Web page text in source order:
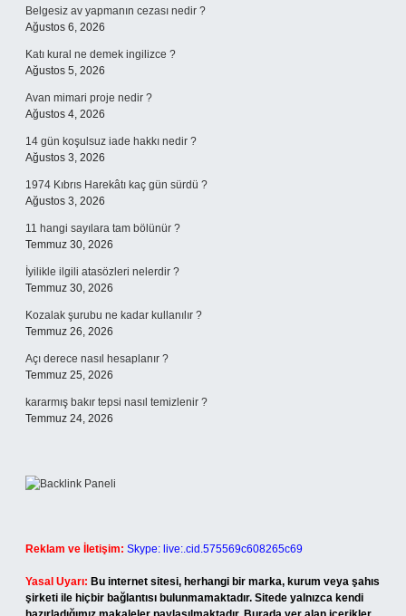
Belgesiz av yapmanın cezası nedir ?
Ağustos 6, 2026
Katı kural ne demek ingilizce ?
Ağustos 5, 2026
Avan mimari proje nedir ?
Ağustos 4, 2026
14 gün koşulsuz iade hakkı nedir ?
Ağustos 3, 2026
1974 Kıbrıs Harekâtı kaç gün sürdü ?
Ağustos 3, 2026
11 hangi sayılara tam bölünür ?
Temmuz 30, 2026
İyilikle ilgili atasözleri nelerdir ?
Temmuz 30, 2026
Kozalak şurubu ne kadar kullanılır ?
Temmuz 26, 2026
Açı derece nasıl hesaplanır ?
Temmuz 25, 2026
kararmış bakır tepsi nasıl temizlenir ?
Temmuz 24, 2026
Reklam ve İletişim: Skype: live:.cid.575569c608265c69
Yasal Uyarı: Bu internet sitesi, herhangi bir marka, kurum veya şahıs
şirketi ile hiçbir bağlantısı bulunmamaktadır. Sitede yalnızca kendi